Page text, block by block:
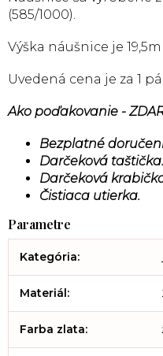
(585/1000).
Výška náušnice je
Uvedená cena je za 1
Ako poďakovanie -
Bezplatné
Darčeková taštička.
Darčeková
Čistiaca utierka.
Kategória:
Materiál:
Farba zlata: